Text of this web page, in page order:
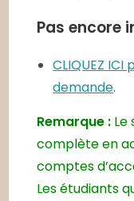
Pas encore
CLIQUEZ
demande.
Remarque : Le
complète en
comptes
Les étudiants